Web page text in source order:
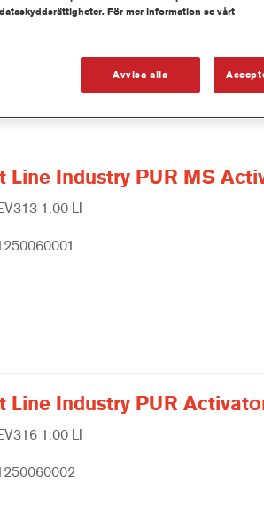
Line Industry PUR MS
1.00 LI
Line Industry PUR
1.00 LI
För mer information se vårt
Avvisa alla